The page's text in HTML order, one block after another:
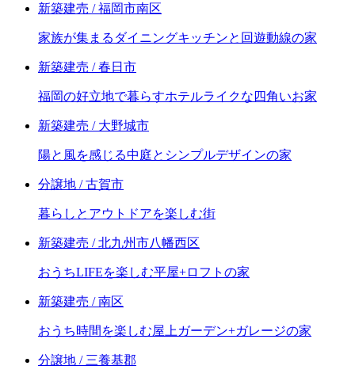
新築建売 / 福岡市南区
家族が集まるダイニングキッチンと回遊動線の家
新築建売 / 春日市
福岡の好立地で暮らすホテルライクな四角いお家
新築建売 / 大野城市
陽と風を感じる中庭とシンプルデザインの家
分譲地 / 古賀市
暮らしとアウトドアを楽しむ街
新築建売 / 北九州市八幡西区
おうちLIFEを楽しむ平屋+ロフトの家
新築建売 / 南区
おうち時間を楽しむ屋上ガーデン+ガレージの家
分譲地 / 三養基郡